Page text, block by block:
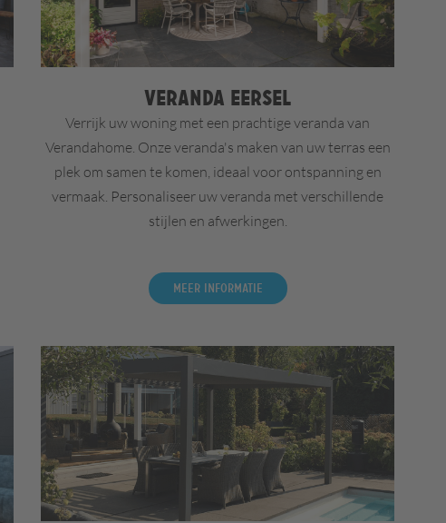
Veranda Eersel
Verrijk uw woning met een prachtige veranda van
Verandahome. Onze veranda's maken van uw terras een
plek om samen te komen, ideaal voor ontspanning en
vermaak. Personaliseer uw veranda met verschillende
stijlen en afwerkingen.
Meer informatie